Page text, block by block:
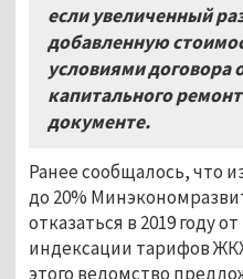
если увеличенный
добавленную
условиями договора
капитального
документе.
Ранее сообщалось, что
до 20%
отказаться в 2019 году
индексации тарифов
этого ведомство